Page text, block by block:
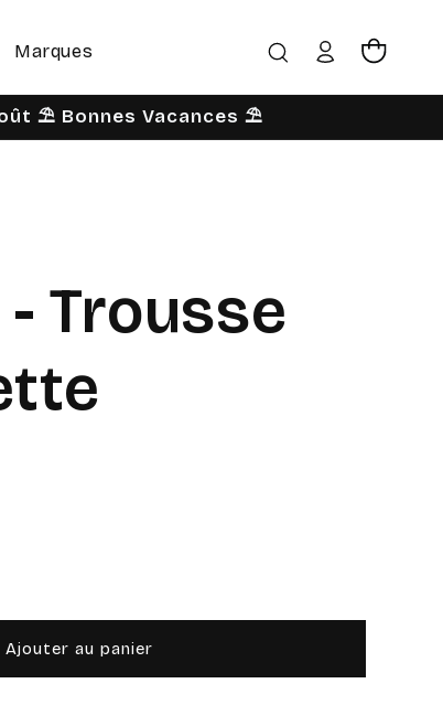
Marques ConnexionPanier
⛱️ Bonnes Vacances ⛱️
Trousse
Ajouter au panier